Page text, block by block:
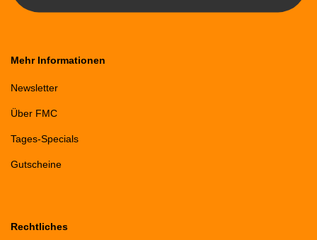
Mehr Informationen
Newsletter
Über FMC
Tages-Specials
Gutscheine
Rechtliches